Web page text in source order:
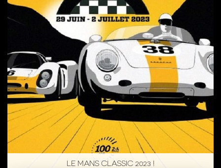
LE MANS CLASSIC 2023 !